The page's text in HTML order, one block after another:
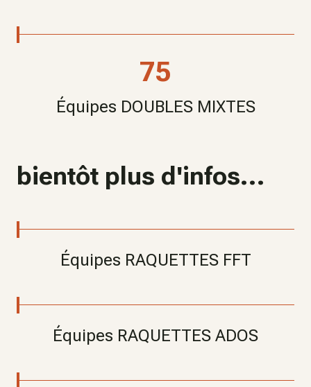
75
Équipes DOUBLES MIXTES
bientôt plus d'infos...
Équipes RAQUETTES FFT
Équipes RAQUETTES ADOS